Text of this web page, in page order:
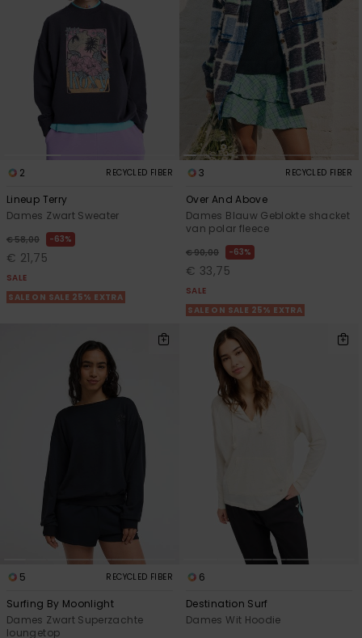
2 RECYCLED FIBER
Lineup Terry
Dames Zwart Sweater
€ 58,00 63%
€ 21,75
SALE
SALE ON SALE 25% EXTRA
3 RECYCLED FIBER
Over And Above
Dames Blauw Geblokte shacket
van polar fleece
€ 90,00 63%
€ 33,75
SALE
SALE ON SALE 25% EXTRA
5 RECYCLED FIBER
Surfing By Moonlight
Dames Zwart Superzachte
loungetop
6
Destination Surf
Dames Wit Hoodie